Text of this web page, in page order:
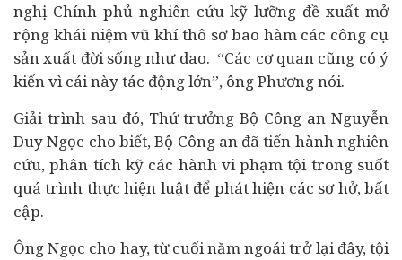
nghị Chính phủ nghiên cứu kỹ lưỡng đề xuất mở
rộng khái niệm vũ khí thô sơ bao hàm các công cụ
sản xuất đời sống như dao. “Các cơ quan cũng có ý
kiến vì cái này tác động lớn”, ông Phương nói.
Giải trình sau đó, Thứ trưởng Bộ Công an Nguyễn
Duy Ngọc cho biết, Bộ Công an đã tiến hành nghiên
cứu, phân tích kỹ các hành vi phạm tội trong suốt
quá trình thực hiện luật để phát hiện các sơ hở, bất
cập.
Ông Ngọc cho hay, từ cuối năm ngoái trở lại đây, tội